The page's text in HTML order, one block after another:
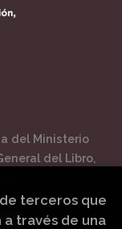
del Ministerio
del Libro,
terceros que
través de una